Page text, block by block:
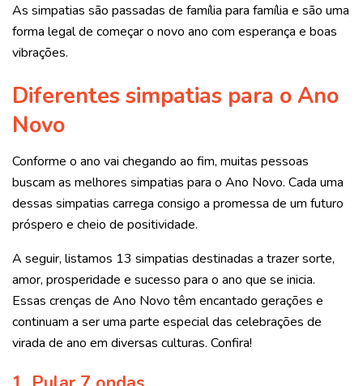
As simpatias são passadas de família para família e são uma
forma legal de começar o novo ano com esperança e boas
vibrações.
Diferentes simpatias para o Ano
Novo
Conforme o ano vai chegando ao fim, muitas pessoas
buscam as melhores simpatias para o Ano Novo. Cada uma
dessas simpatias carrega consigo a promessa de um futuro
próspero e cheio de positividade.
A seguir, listamos 13 simpatias destinadas a trazer sorte,
amor, prosperidade e sucesso para o ano que se inicia.
Essas crenças de Ano Novo têm encantado gerações e
continuam a ser uma parte especial das celebrações de
virada de ano em diversas culturas. Confira!